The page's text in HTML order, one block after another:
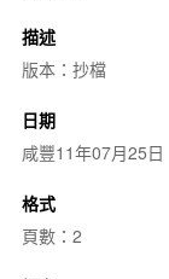
描述
版本：抄檔
日期
咸豐11年07月25日
格式
頁數：2